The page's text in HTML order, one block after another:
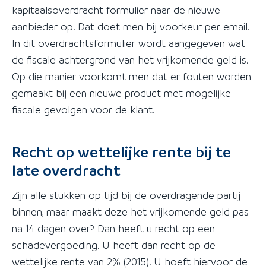
kapitaalsoverdracht formulier naar de nieuwe
aanbieder op. Dat doet men bij voorkeur per email.
In dit overdrachtsformulier wordt aangegeven wat
de fiscale achtergrond van het vrijkomende geld is.
Op die manier voorkomt men dat er fouten worden
gemaakt bij een nieuwe product met mogelijke
fiscale gevolgen voor de klant.
Recht op wettelijke rente bij te
late overdracht
Zijn alle stukken op tijd bij de overdragende partij
binnen, maar maakt deze het vrijkomende geld pas
na 14 dagen over? Dan heeft u recht op een
schadevergoeding. U heeft dan recht op de
wettelijke rente van 2% (2015). U hoeft hiervoor de